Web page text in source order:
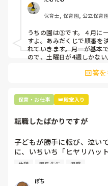
クアップしてもらう
③仮シフトが出た時、土曜
人を交渉して見つけてもらう
上記のいずれかの対策を取
保育士, 保育園, 公立保育
うちの園は③です。４月に
すよ。あみだくじで順番を
れていきます。月一が基本
ので、土曜日が4週しかな
て貰い、主任に報告してま
回答
保育・お仕事 👑殿堂入り
転職したばかりですが
子どもが勝手に転び、泣い
に、いちいち「ヒヤリハッ
と書かされ
（そう言う本人は書かない）
休憩 園長先生 退職
ぽち